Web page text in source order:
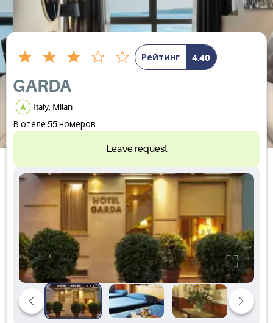
Рейтинг 4.40
GARDA
Italy, Milan
В отеле 55 номеров
Leave request